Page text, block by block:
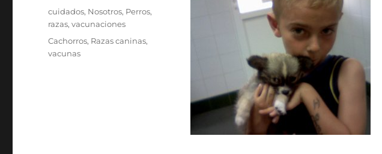
Categorías
cuidados, Nosotros, Perros,
razas,vacunaciones
Etiquetas
Cachorros, Razas caninas,
vacunas